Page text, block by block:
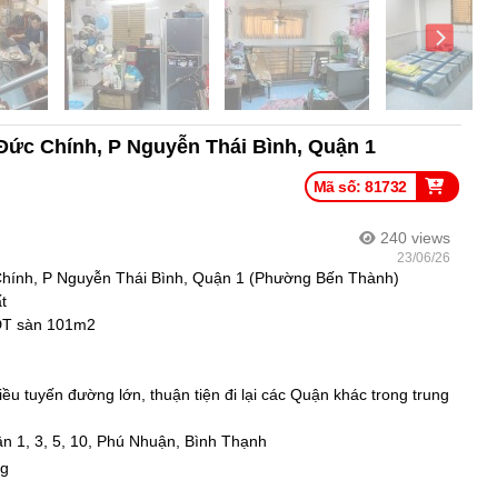
Chính, P Nguyễn Thái Bình, Quận 1
Mã số: 81732
240 views
23/06/26
P Nguyễn Thái Bình, Quận 1 (Phường Bến Thành)
sàn 101m2
tuyến đường lớn, thuận tiện đi lại các Quận khác trong trung
1, 3, 5, 10, Phú Nhuận, Bình Thạnh